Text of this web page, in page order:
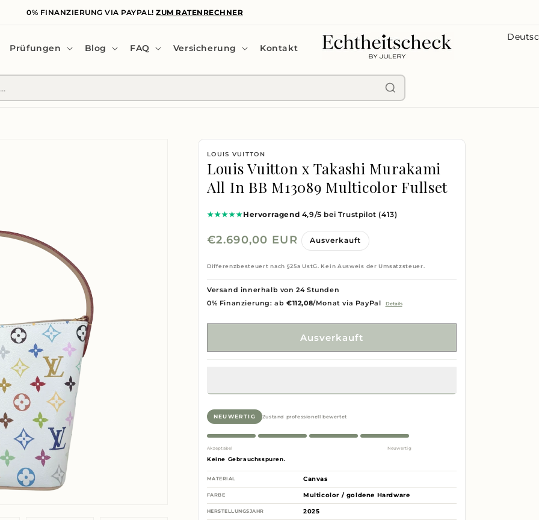
0% FINANZIERUNG VIA PAYPAL! ZUM RATENRECHNER
Prüfungen Blog FAQ Versicherung Kontakt
L
LOUIS VUITTON
Louis Vuitton x Takashi Murakami
All In BB M13089 Multicolor Fullset
★★★★★Hervorragend 4,9/5 bei Trustpilot (413)
Normaler
€2.690,00 EUR Ausverkauft
Differenzbesteuert nach §25a UstG. Kein Ausweis der Umsatzsteuer.
Versand innerhalb von 24 Stunden
0% Finanzierung: ab €112,08/Monat via PayPal Details
Ausverkauft
NEUWERTIG Zustand professionell bewertet
Akzeptabel Neuwertig
Keine Gebrauchsspuren.
MATERIAL Canvas
FARBE Multicolor / goldene Hardware
HERSTELLUNGSJAHR 2025